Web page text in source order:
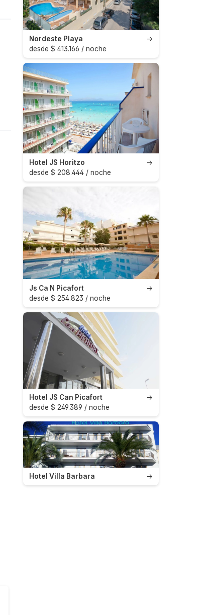
→
Nordeste Playa
desde $ 413.166 / noche
→
Hotel JS Horitzo
desde $ 208.444 / noche
→
Js Ca N Picafort
desde $ 254.823 / noche
→
Hotel JS Can Picafort
desde $ 249.389 / noche
→
Hotel Villa Barbara